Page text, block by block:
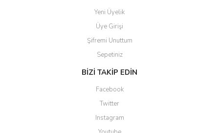
Yeni Üyelik
Üye Girişi
Şifremi Unuttum
Sepetiniz
BİZİ TAKİP EDİN
Facebook
Twitter
Instagram